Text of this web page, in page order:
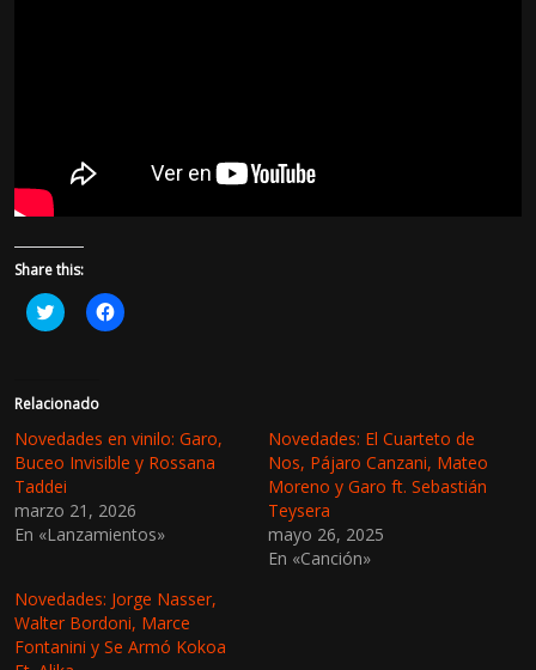
Share this:
H
a
c
a
r
a
c
o
m
a
r
e
n
T
H
a
a
r
a
m
a
r
e
n
F
Relacionado
Novedades en vinilo: Garo,
Buceo Invisible y Rossana
Taddei
marzo 21, 2026
En «Lanzamientos»
Novedades: El Cuarteto de
Nos, Pájaro Canzani, Mateo
Moreno y Garo ft. Sebastián
Teysera
mayo 26, 2025
En «Canción»
Novedades: Jorge Nasser,
Walter Bordoni, Marce
Fontanini y Se Armó Kokoa